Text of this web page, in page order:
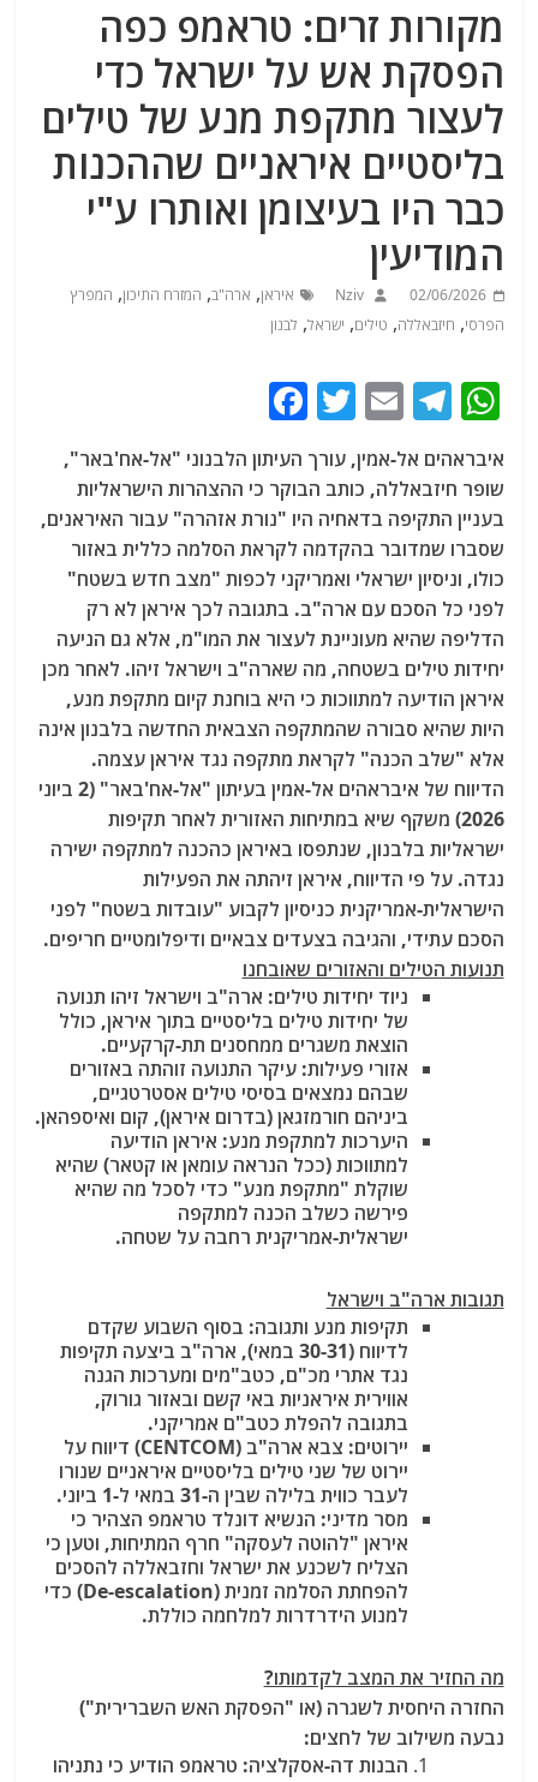
מקורות זרים: טראמפ כפה
הפסקת אש על ישראל כדי
לעצור מתקפת מנע של טילים
בליסטיים איראניים שההכנות
כבר היו בעיצומן ואותרו ע"י
המודיעין
02/06/2026
Nziv איראן, ארה"ב, המזרח התיכון, המפרץ
הפרסי, חיזבאללה, טילים, ישראל, לבנון
W
at
s
A
p
p
T
el
e
g
ra
m
E
ai
l
T
itt
er
c
e
b
o
o
k
איבראהים אל-אמין, עורך העיתון הלבנוני "אל-אח'באר",
שופר חיזבאללה, כותב הבוקר כי ההצהרות הישראליות
בעניין התקיפה בדאחיה היו "נורת אזהרה" עבור האיראנים,
שסברו שמדובר בהקדמה לקראת הסלמה כללית באזור
כולו, וניסיון ישראלי ואמריקני לכפות "מצב חדש בשטח"
לפני כל הסכם עם ארה"ב. בתגובה לכך איראן לא רק
הדליפה שהיא מעוניינת לעצור את המו"מ, אלא גם הניעה
יחידות טילים בשטחה, מה שארה"ב וישראל זיהו. לאחר מכן
איראן הודיעה למתווכות כי היא בוחנת קיום מתקפת מנע,
היות שהיא סבורה שהמתקפה הצבאית החדשה בלבנון אינה
אלא "שלב הכנה" לקראת מתקפה נגד איראן עצמה.
הדיווח של איבראהים אל-אמין בעיתון "אל-אח'באר" (2 ביוני
2026) משקף שיא במתיחות האזורית לאחר תקיפות
ישראליות בלבנון, שנתפסו באיראן כהכנה למתקפה ישירה
נגדה. על פי הדיווח, איראן זיהתה את הפעילות
הישראלית-אמריקנית כניסיון לקבוע "עובדות בשטח" לפני
הסכם עתידי, והגיבה בצעדים צבאיים ודיפלומטיים חריפים.
תנועות הטילים והאזורים שאובחנו
ניוד יחידות טילים: ארה"ב וישראל זיהו תנועה
של יחידות טילים בליסטיים בתוך איראן, כולל
הוצאת משגרים ממחסנים תת-קרקעיים.
אזורי פעילות: עיקר התנועה זוהתה באזורים
שבהם נמצאים בסיסי טילים אסטרטגיים,
ביניהם חורמזגאן(בדרום איראן), קום ואיספהאן.
היערכות למתקפת מנע: איראן הודיעה
למתווכות (ככל הנראה עומאן או קטאר) שהיא
שוקלת "מתקפת מנע" כדי לסכל מה שהיא
פירשה כשלב הכנה למתקפה
ישראלית-אמריקנית רחבה על שטחה.
תגובות ארה"ב וישראל
תקיפות מנע ותגובה: בסוף השבוע שקדם
לדיווח (30-31 במאי), ארה"ב ביצעה תקיפות
נגד אתרי מכ"ם, כטב"מים ומערכות הגנה
אווירית איראניות באי קשם ובאזור גורוק,
בתגובה להפלת כטב"ם אמריקני.
יירוטים
: צבא ארה"ב (CENTCOM) דיווח על
יירוט של שני טילים בליסטיים איראניים שנורו
לעבר כווית בלילה שבין ה-31 במאי ל-1 ביוני.
מסר מדיני: הנשיא דונלד טראמפ הצהיר כי
איראן "להוטה לעסקה" חרף המתיחות, וטען כי
הצליח לשכנע את ישראל וחזבאללה להסכים
להפחתת הסלמה זמנית (De-escalation) כדי
למנוע הידרדרות למלחמה כוללת.
מה החזיר את המצב לקדמותו?
החזרה היחסית לשגרה (או "הפסקת האש השברירית")
נבעה משילוב של לחצים:
הבנות דה-אסקלציה: טראמפ הודיע כי נתניהו